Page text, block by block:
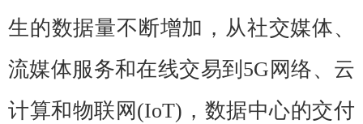
生的数据量不断增加，从社交媒体、
流媒体服务和在线交易到5G网络、云
计算和物联网(IoT)，数据中心的交付